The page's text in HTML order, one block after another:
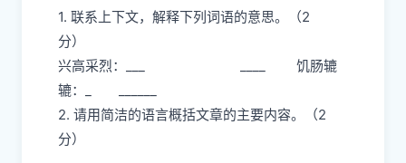
1. 联系上下文，解释下列词语的意思。（2
分）
兴高采烈：___ ____ 饥肠辘
辘：_ ______
2. 请用简洁的语言概括文章的主要内容。（2
分）